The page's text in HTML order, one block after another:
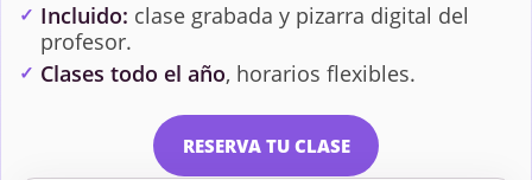
Incluido: clase grabada y pizarra digital del
profesor.
Clases todo el año, horarios flexibles.
RESERVA TU CLASE